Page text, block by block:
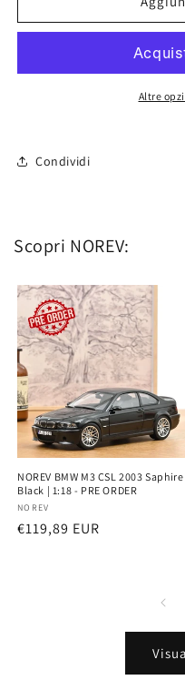
Porsche
2025
-
Porsche
GT3
2025
Black
Altre
Condividi
Scopri NOREV:
NOREV BMW M3 CSL 2003 Saphire
Black | 1:18 - PRE ORDER
Produttore:
NOREV
Prezzo
€119,89 EUR